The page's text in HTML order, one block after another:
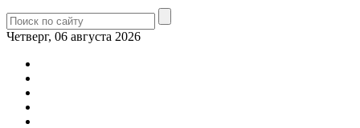
Четверг, 06 августа 2026